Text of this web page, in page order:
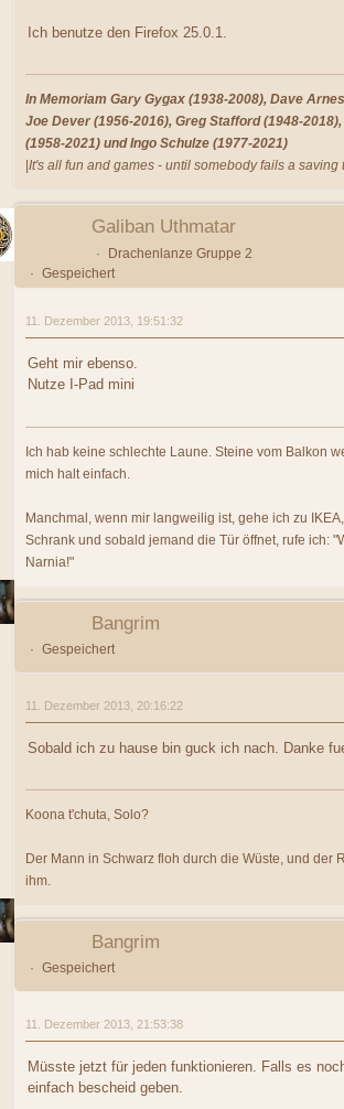
Ich benutze den Firefox 25.0.1.
In Memoriam Gary Gygax (1938-2008), Dave
Joe Dever (1956-2016), Greg Stafford (1948-
(1958-2021) und Ingo Schulze (1977-2021)
|It's all fun and games - until somebody fails a saving
Galiban Uthmatar
Drachenlanze Gruppe 2
Gespeichert
11. Dezember 2013, 19:51:32
Geht mir ebenso.
Nutze I-Pad mini
Ich hab keine schlechte Laune. Steine vom Balkon
mich halt einfach.
Manchmal, wenn mir langweilig ist, gehe ich zu
Schrank und sobald jemand die Tür öffnet, rufe ich:
Narnia!"
Bangrim
Gespeichert
11. Dezember 2013, 20:16:22
Sobald ich zu hause bin guck ich nach. Danke
Koona t'chuta, Solo?
Der Mann in Schwarz floh durch die Wüste, und der
ihm.
Bangrim
Gespeichert
11. Dezember 2013, 21:53:38
Müsste jetzt für jeden funktionieren. Falls es
einfach bescheid geben.